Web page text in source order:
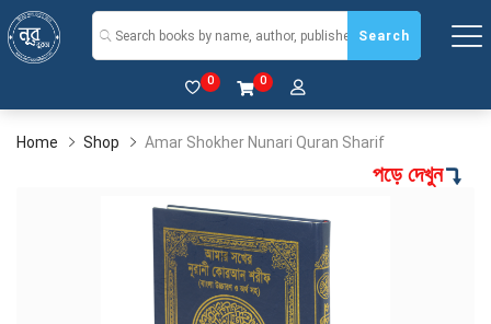
Search
0 0
Home Shop Amar Shokher Nunari Quran Sharif
পড়ে দেখুন